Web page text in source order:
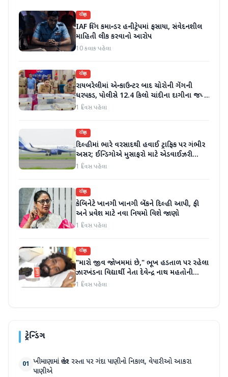
રાષ્ટ્રીય
IAF વિંગ કમાન્ડર હનીટ્રેપમાં ફસાયા, સંવેદનશીલ
માહિતી લીક કરવાનો આરોપ
10 કલાક પહેલા
રાષ્ટ્રીય
રાયબરેલીમાં એન્કાઉન્ટર બાદ ચોરોની ગેંગની
ધરપકડ, પોલીસે 12.4 કિલો ચાંદીના દાગીના જપ્ત
કર્યા
1 દિવસ પહેલા
રાષ્ટ્રીય
દિલ્હીમાં ભારે વરસાદથી હવાઈ ટ્રાફિક પર ગંભીર
અસર; ઈન્ડિગોએ મુસાફરો માટે એડવાઈઝરી
જાહેર કરી
1 દિવસ પહેલા
રાષ્ટ્રીય
કેબિનેટે ખાનગી ખાનગી બેંકને દિલ્હી આપી, ફી
અને પ્રવેશ માટે નવા નિયમો વિશે જાણો
1 દિવસ પહેલા
રાષ્ટ્રીય
"મારો જીવ જોખમમાં છે," ભૂખ હડતાળ પર રહેલા
ઝારખંડના વિદ્યાર્થી નેતા દેવેન્દ્ર નાથ મહતોની
તબિયત ખરાબ
1 દિવસ પહેલા
ટ્રેન્ડિંગ
01 ખીમાણામાં જાહેર રસ્તા પર ગંદા પાણીનો નિકાલ, વેપારીઓ આકરા
પાણીએ